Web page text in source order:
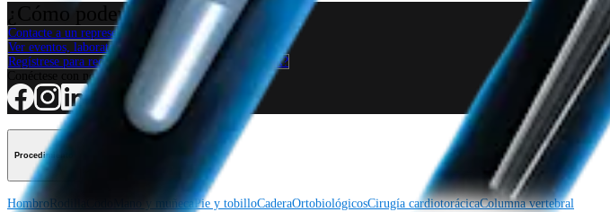
¿Cómo podemos ayudarlo?
Contacte a un representante
Ver eventos, laboratorios y oportunidades educativas
Regístrese para recibir: ¿Qué hay de nuevo en Arthrex?
Conéctese con nosotros
Procedimiento
Hombro Rodilla Mano y muñecaPie y tobilloCaderaOrtobiológicosCirugía cardiotorácicaColumna vertebral